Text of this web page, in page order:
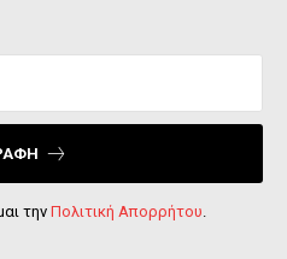
την Πολιτική Απορρήτου.